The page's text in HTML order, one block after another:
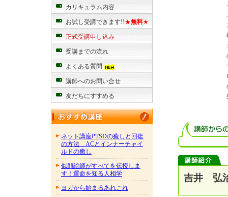
カリキュラム内容
お試し受講できます!!★無料★
正式受講申し込み
受講までの流れ
よくある質問
講師へのお問い合せ
友だちにすすめる
ネット講座PTSDの癒しと回復
の方法 ACとインナーチャイ
ルドの癒し
似顔絵師がすべてを伝授しま
す！運命を知る人相学
ヨガから始まるあれこれ
吉井 弘